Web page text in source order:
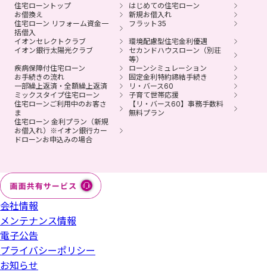
住宅ローントップ
はじめての住宅ローン
お借換え
新規お借入れ
住宅ローン リフォーム資金一
括借入
フラット35
イオンセレクトクラブ
環境配慮型住宅金利優遇
イオン銀行太陽光クラブ
セカンドハウスローン（別荘
等）
疾病保障付住宅ローン
ローンシミュレーション
お手続きの流れ
固定金利特約締結手続き
一部繰上返済・全額繰上返済
リ・バース60
ミックスタイプ住宅ローン
子育て世帯応援
住宅ローンご利用中のお客さ
ま
【リ・バース60】事務手数料
無料プラン
住宅ローン 金利プラン（新規
お借入れ）※イオン銀行カー
ドローンお申込みの場合
会社情報
メンテナンス情報
電子公告
プライバシーポリシー
お知らせ